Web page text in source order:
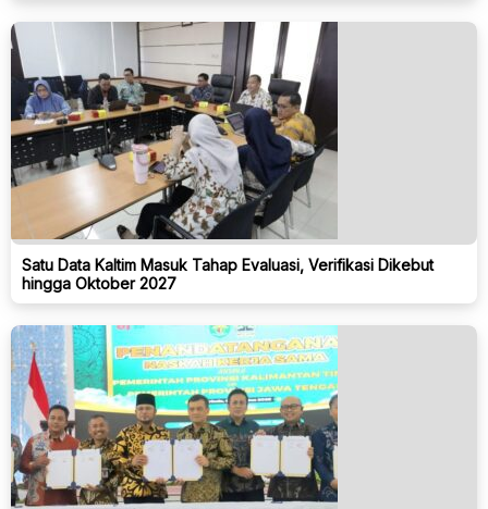
Satu Data Kaltim Masuk Tahap Evaluasi, Verifikasi Dikebut
hingga Oktober 2027